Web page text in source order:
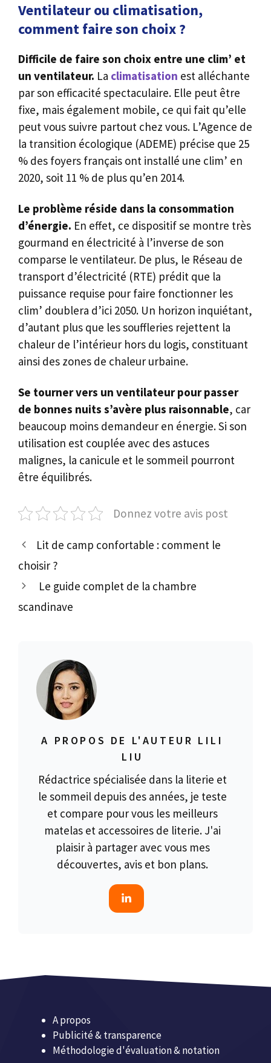
Ventilateur ou climatisation,
comment faire son choix ?
Difficile de faire son choix entre une clim’ et
un ventilateur. La climatisation est alléchante
par son efficacité spectaculaire. Elle peut être
fixe, mais également mobile, ce qui fait qu’elle
peut vous suivre partout chez vous. L’Agence de
la transition écologique (ADEME) précise que 25
% des foyers français ont installé une clim’ en
2020, soit 11 % de plus qu’en 2014.
Le problème réside dans la consommation
d’énergie. En effet, ce dispositif se montre très
gourmand en électricité à l’inverse de son
comparse le ventilateur. De plus, le Réseau de
transport d’électricité (RTE) prédit que la
puissance requise pour faire fonctionner les
clim’ doublera d’ici 2050. Un horizon inquiétant,
d’autant plus que les souffleries rejettent la
chaleur de l’intérieur hors du logis, constituant
ainsi des zones de chaleur urbaine.
Se tourner vers un ventilateur pour passer
de bonnes nuits s’avère plus raisonnable, car
beaucoup moins demandeur en énergie. Si son
utilisation est couplée avec des astuces
malignes, la canicule et le sommeil pourront
être équilibrés.
Donnez votre avis post
Lit de camp confortable : comment le
choisir ?
Le guide complet de la chambre
scandinave
A PROPOS DE L'AUTEUR LILI
LIU
Rédactrice spécialisée dans la literie et
le sommeil depuis des années, je teste
et compare pour vous les meilleurs
matelas et accessoires de literie. J'ai
plaisir à partager avec vous mes
découvertes, avis et bon plans.
A propos
Publicité & transparence
Méthodologie d'évaluation & notation